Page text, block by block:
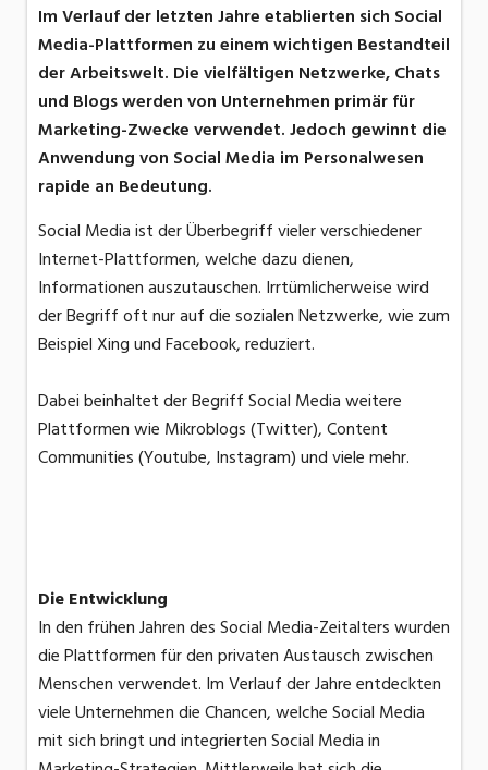
Im Verlauf der letzten Jahre etablierten sich Social
Media-Plattformen zu einem wichtigen Bestandteil
der Arbeitswelt. Die vielfältigen Netzwerke, Chats
und Blogs werden von Unternehmen primär für
Marketing-Zwecke verwendet. Jedoch gewinnt die
Anwendung von Social Media im Personalwesen
rapide an Bedeutung.
Social Media ist der Überbegriff vieler verschiedener
Internet-Plattformen, welche dazu dienen,
Informationen auszutauschen. Irrtümlicherweise wird
der Begriff oft nur auf die sozialen Netzwerke, wie zum
Beispiel Xing und Facebook, reduziert.
Dabei beinhaltet der Begriff Social Media weitere
Plattformen wie Mikroblogs (Twitter), Content
Communities (Youtube, Instagram) und viele mehr.
Die Entwicklung
In den frühen Jahren des Social Media-Zeitalters wurden
die Plattformen für den privaten Austausch zwischen
Menschen verwendet. Im Verlauf der Jahre entdeckten
viele Unternehmen die Chancen, welche Social Media
mit sich bringt und integrierten Social Media in